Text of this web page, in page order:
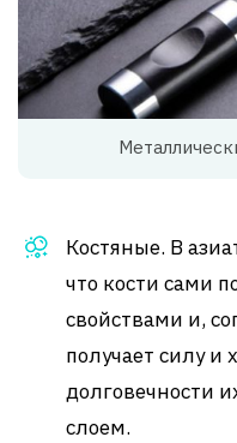
Костяные. В
что кости сами
свойствами и,
получает силу и
долговечности
слоем.